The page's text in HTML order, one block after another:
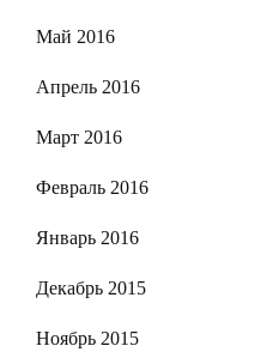
Май 2016
Апрель 2016
Март 2016
Февраль 2016
Январь 2016
Декабрь 2015
Ноябрь 2015